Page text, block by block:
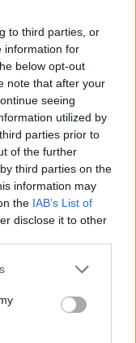
to third parties, or
information for
below opt-out
note that after your
seeing
utilized by
parties prior to
of the further
third parties on the
information may
the IAB’s List of
disclose it to other
or more Google
You may click to
party tags to
in below Google
Διοικητικό
πολιορκία η
της